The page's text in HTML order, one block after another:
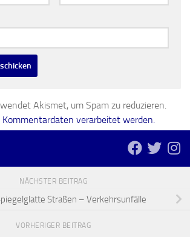
Akismet, um Spam zu reduzieren.
Kommentardaten verarbeitet werden.
NÄCHSTER BEITRAG
Straßen – Verkehrsunfälle
VORHERIGER BEITRAG